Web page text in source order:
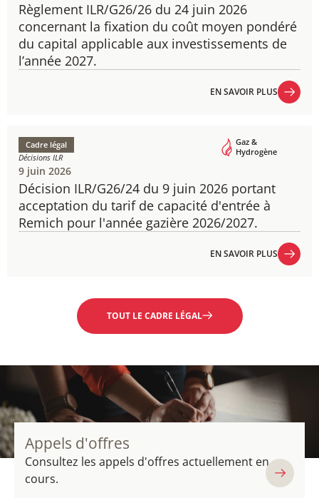
Règlement ILR/G26/26 du 24 juin 2026
concernant la fixation du coût moyen pondéré
du capital applicable aux investissements de
l’année 2027.
EN SAVOIR PLUS
Décision ILR/G26/24 du 9 juin 2026 portant
acceptation du tarif de capacité d'entrée à
Remich pour l'année gazière 2026/2027.
Cadre légal
Décisions ILR
Gaz &
Hydrogène
9 juin 2026
EN SAVOIR PLUS
TOUT LE CADRE LÉGAL
Appels d'offres
Consultez les appels d'offres actuellement en
cours.